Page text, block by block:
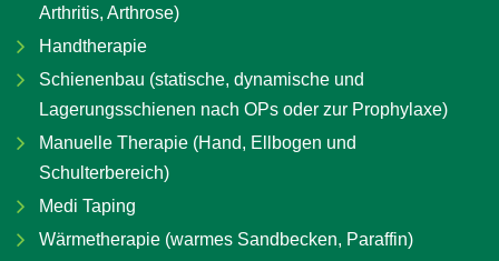
Arthritis, Arthrose)
Handtherapie
Schienenbau (statische, dynamische und
Lagerungsschienen nach OPs oder zur Prophylaxe)
Manuelle Therapie (Hand, Ellbogen und
Schulterbereich)
Medi Taping
Wärmetherapie (warmes Sandbecken, Paraffin)